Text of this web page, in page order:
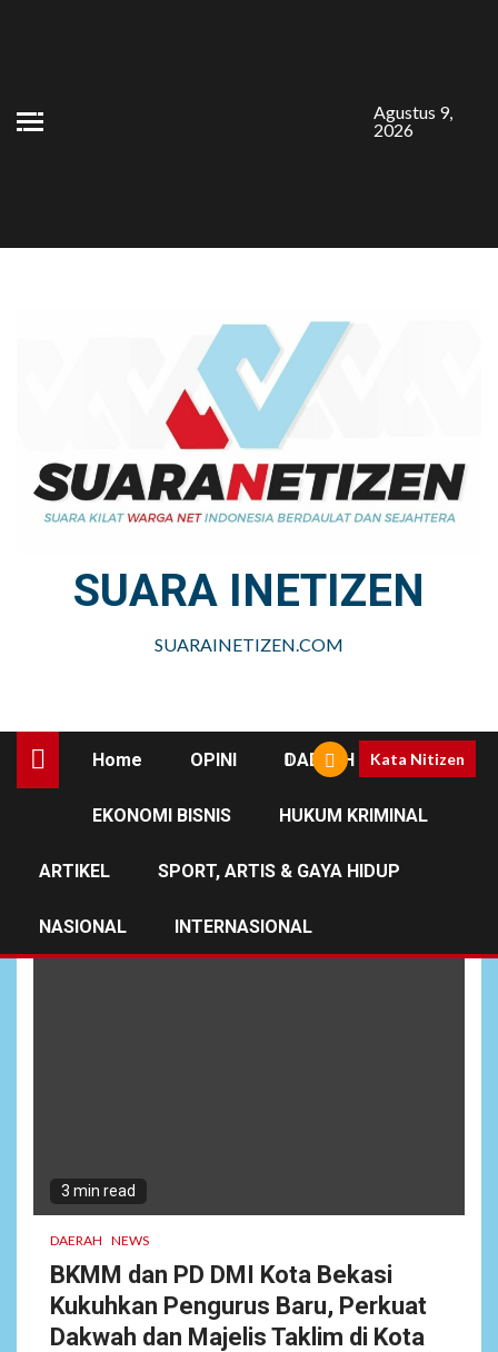
Agustus 9,
2026
SUARA INETIZEN
SUARAINETIZEN.COM
Home OPINI DAERAH
EKONOMI BISNIS HUKUM KRIMINAL
ARTIKEL SPORT, ARTIS & GAYA HIDUP
NASIONAL INTERNASIONAL
Kata Nitizen
3 min read
DAERAH NEWS
BKMM dan PD DMI Kota Bekasi
Kukuhkan Pengurus Baru, Perkuat
Dakwah dan Majelis Taklim di Kota